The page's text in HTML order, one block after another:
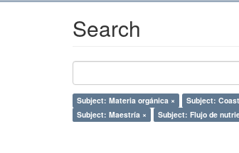
Search
Subject: Materia orgánica × Subject:
Subject: Maestría ×
Subject: Flujo de